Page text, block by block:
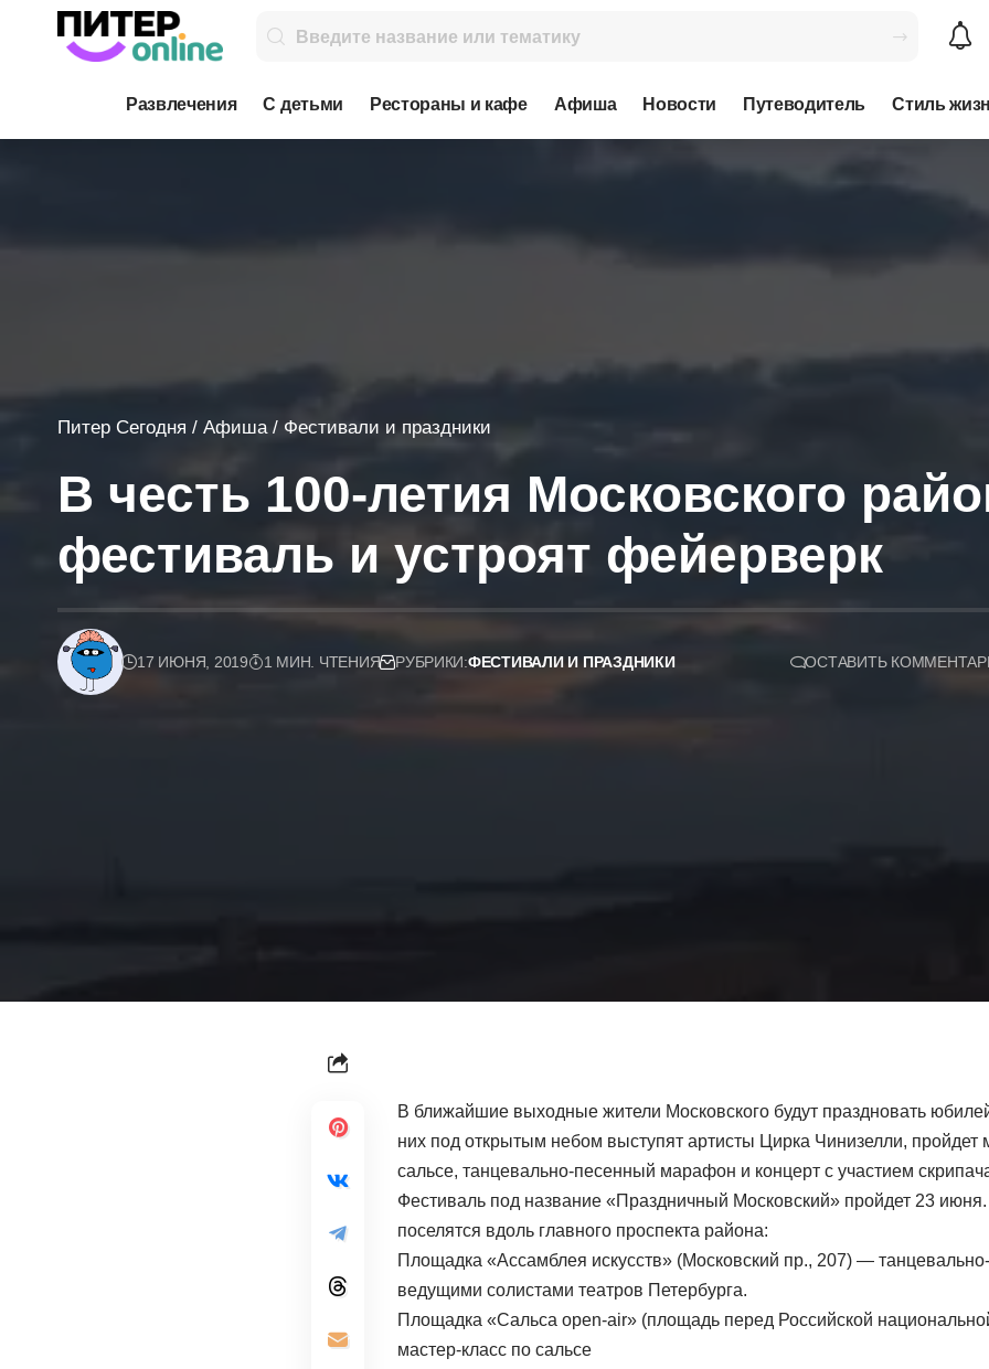
Развлечения С детьми Рестораны и кафе Афиша Новости Путеводитель Стиль
Питер Сегодня / Афиша/ Фестивали и праздники
В честь 100-летия Московского
фестиваль и устроят фейерверк
17 ИЮНЯ, 2019 1 МИН. ЧТЕНИЯ РУБРИКИ:ФЕСТИВАЛИ И ПРАЗДНИКИ ОСТАВИТЬ
В ближайшие выходные жители Московского будут праздновать
них под открытым небом выступят артисты Цирка Чинизелли, пройдет
сальсе, танцевально-песенный марафон и концерт с участием
Фестиваль под название «Праздничный Московский» пройдет 23
поселятся вдоль главного проспекта района:
Площадка «Ассамблея искусств» (Московский пр., 207) —
ведущими солистами театров Петербурга.
Площадка «Сальса open-air» (площадь перед Российской
мастер-класс по сальсе